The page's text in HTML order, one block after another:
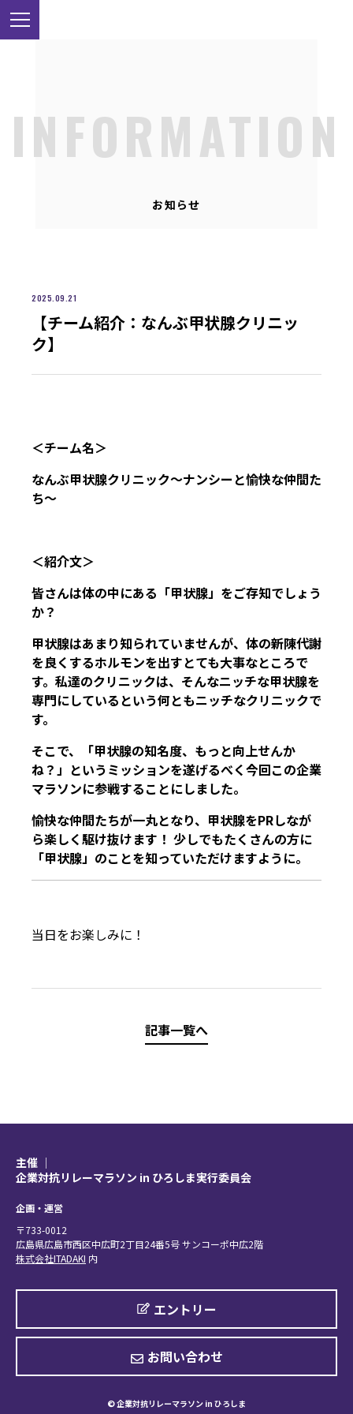
INFORMATION
お知らせ
2025.09.21
【チーム紹介：なんぶ甲状腺クリニッ
ク】
＜チーム名＞
なんぶ甲状腺クリニック～ナンシーと愉快な仲間た
ち～
＜紹介文＞
皆さんは体の中にある「甲状腺」をご存知でしょう
か？
甲状腺はあまり知られていませんが、体の新陳代謝
を良くするホルモンを出すとても大事なところで
す。私達のクリニックは、そんなニッチな甲状腺を
専門にしているという何ともニッチなクリニックで
す。
そこで、「甲状腺の知名度、もっと向上せんか
ね？」というミッションを遂げるべく今回この企業
マラソンに参戦することにしました。
愉快な仲間たちが一丸となり、甲状腺をPRしなが
ら楽しく駆け抜けます！ 少しでもたくさんの方に
「甲状腺」のことを知っていただけますように。
当日をお楽しみに！
記事一覧へ
主催 │
企業対抗リレーマラソン in ひろしま実行委員会
企画・運営
〒733-0012
広島県広島市西区中広町2丁目24番5号 サンコーポ中広2階
株式会社ITADAKI 内
エントリー
お問い合わせ
© 企業対抗リレーマラソン in ひろしま